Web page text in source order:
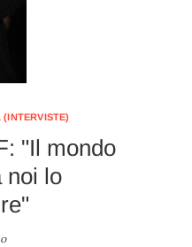
"Il mondo
noi lo